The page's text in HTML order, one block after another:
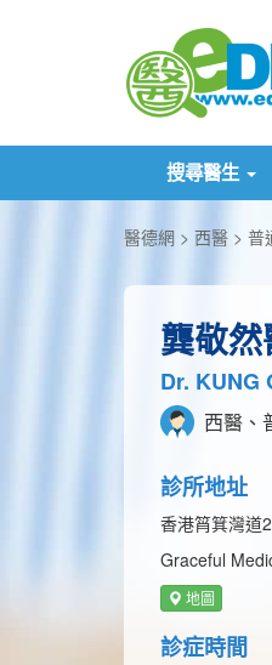
搜尋醫生
醫德網 西醫 普
龔敬
Dr. KUNG
西醫、
診所地址
香港筲箕灣道
Graceful
地圖
診症時間